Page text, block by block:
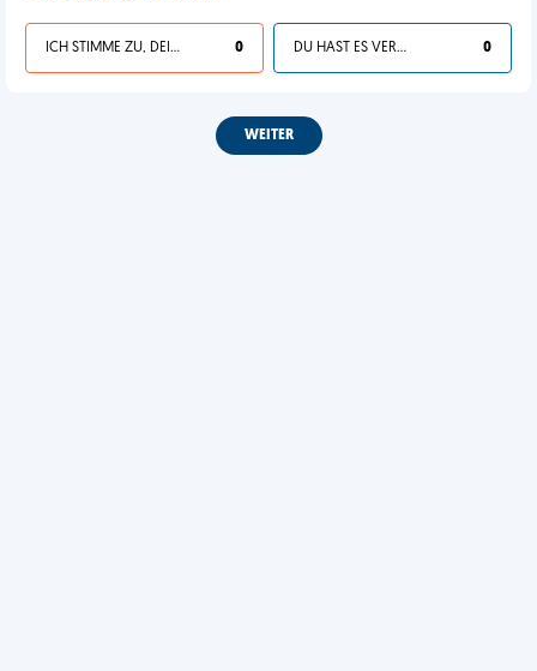
ICH STIMME ZU, DEIN LEBEN IST SCHEISSE 0 DU HAST ES VERDIENT 0
WEITER